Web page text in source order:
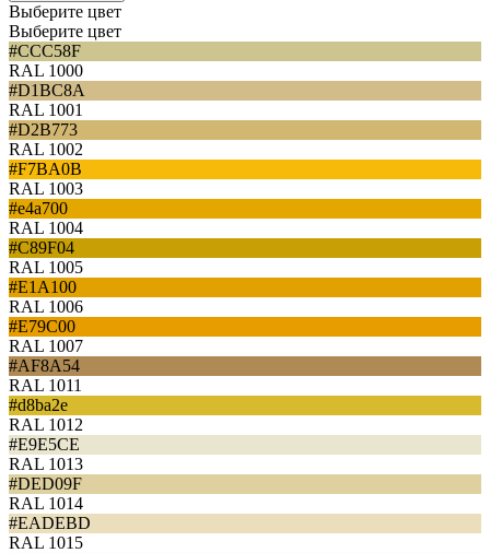
Выберите цвет
Выберите цвет
#CCC58F
RAL 1000
#D1BC8A
RAL 1001
#D2B773
RAL 1002
#F7BA0B
RAL 1003
#e4a700
RAL 1004
#C89F04
RAL 1005
#E1A100
RAL 1006
#E79C00
RAL 1007
#AF8A54
RAL 1011
#d8ba2e
RAL 1012
#E9E5CE
RAL 1013
#DED09F
RAL 1014
#EADEBD
RAL 1015